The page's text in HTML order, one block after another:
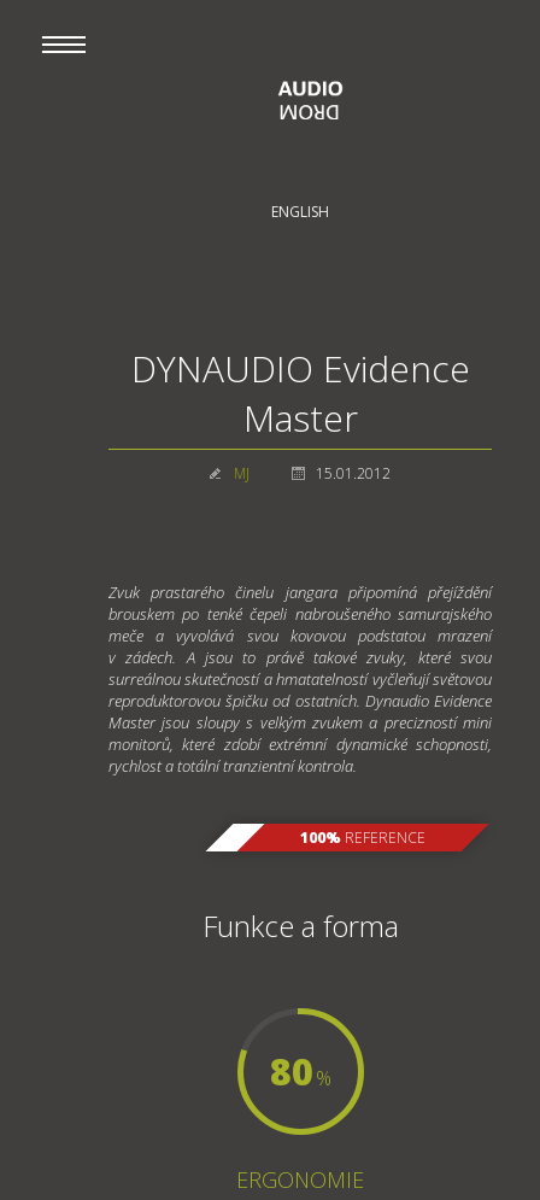
ENGLISH
DYNAUDIO Evidence
Master
MJ 15.01.2012
Zvuk prastarého činelu jangara připomíná přejíždění
brouskem po tenké čepeli nabroušeného samurajského
meče a vyvolává svou kovovou podstatou mrazení
v zádech. A jsou to právě takové zvuky, které svou
surreálnou skutečností a hmatatelností vyčleňují světovou
reproduktorovou špičku od ostatních. Dynaudio Evidence
Master jsou sloupy s velkým zvukem a precizností mini
monitorů, které zdobí extrémní dynamické schopnosti,
rychlost a totální tranzientní kontrola.
100% REFERENCE
Funkce a forma
80%
ERGONOMIE